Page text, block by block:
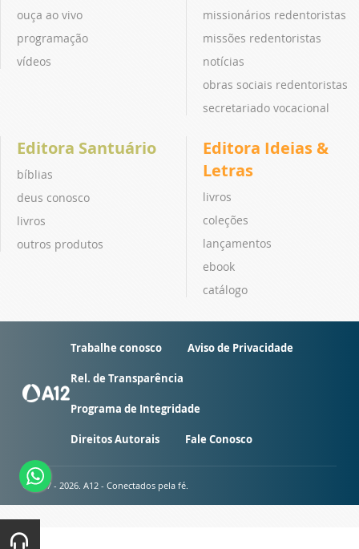
ouça ao vivo
programação
vídeos
missionários redentoristas
missões redentoristas
notícias
obras sociais redentoristas
secretariado vocacional
Editora Santuário
bíblias
deus conosco
livros
outros produtos
Editora Ideias &
Letras
livros
coleções
lançamentos
ebook
catálogo
Trabalhe conosco Aviso de Privacidade
Rel. de Transparência
Programa de Integridade
Direitos Autorais Fale Conosco
© 2007 - 2026. A12 - Conectados pela fé.